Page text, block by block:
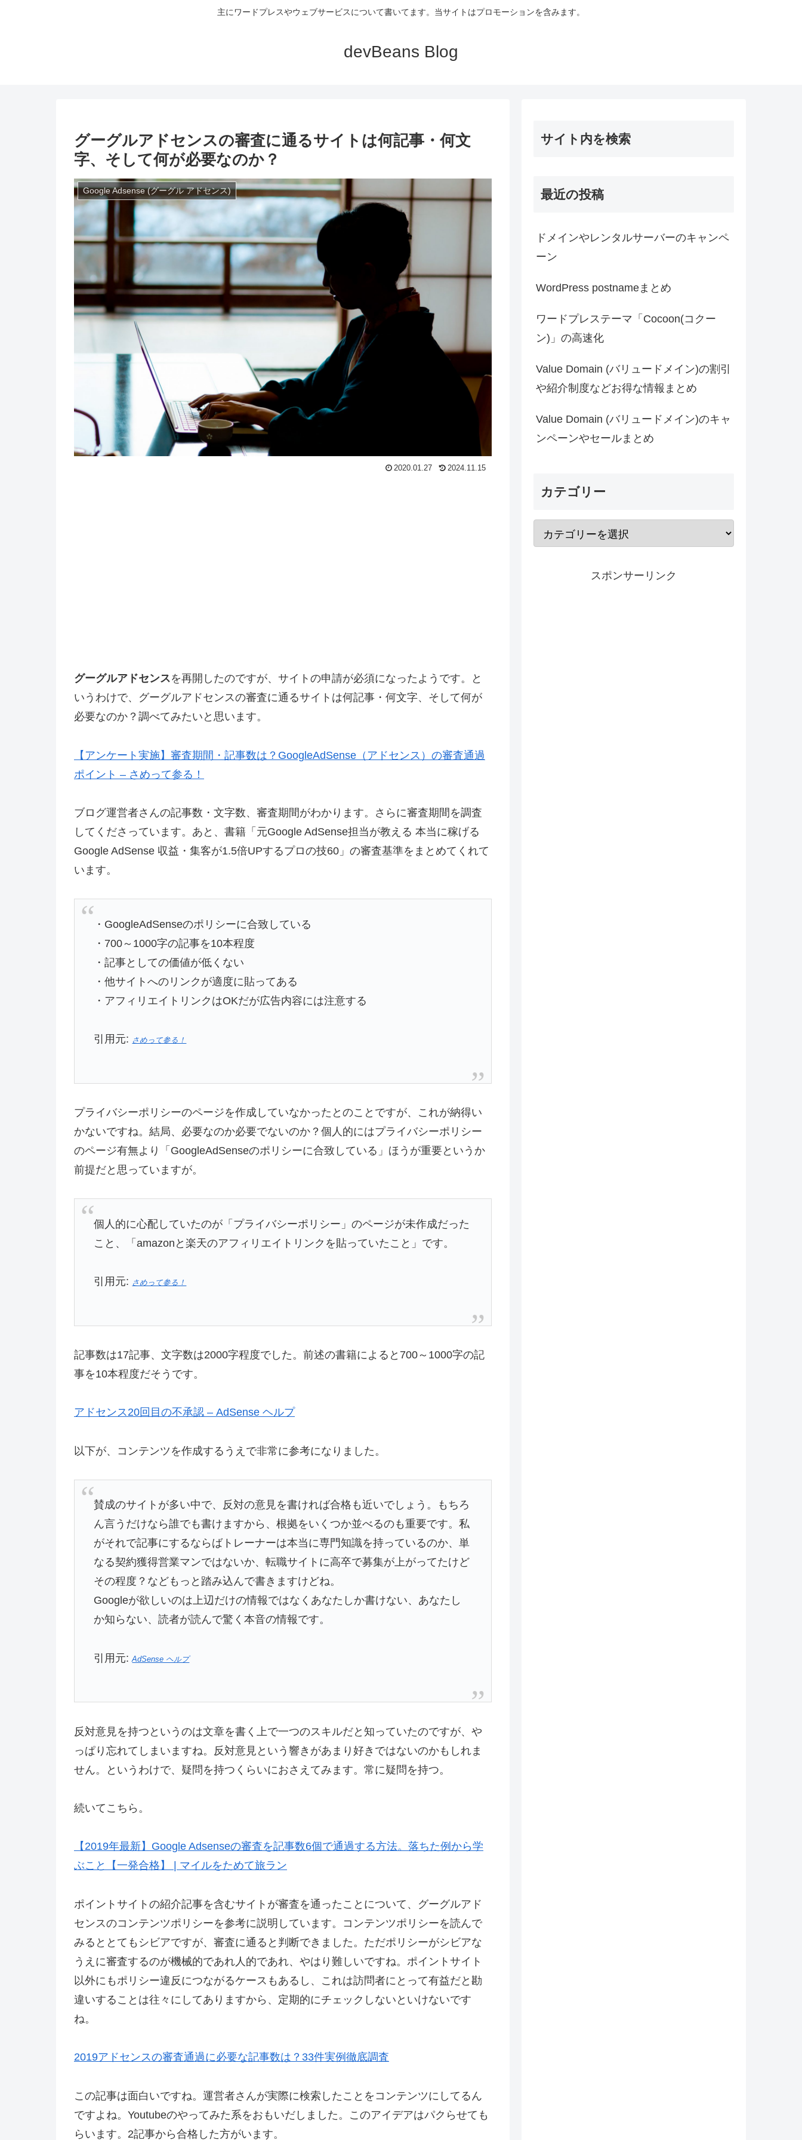
主にワードプレスやウェブサービスについて書いてます。当サイトはプロモーションを含みます。
devBeans Blog
グーグルアドセンスの審査に通るサイトは何記事・何文
字、そして何が必要なのか？
Google Adsense (グーグル アドセンス)
2020.01.27 2024.11.15
グーグルアドセンスを再開したのですが、サイトの申請が必須になったようです。と
いうわけで、グーグルアドセンスの審査に通るサイトは何記事・何文字、そして何が
必要なのか？調べてみたいと思います。
【アンケート実施】審査期間・記事数は？GoogleAdSense（アドセンス）の審査通過
ポイント – さめって参る！
ブログ運営者さんの記事数・文字数、審査期間がわかります。さらに審査期間を調査
してくださっています。あと、書籍「元Google AdSense担当が教える 本当に稼げる
Google AdSense 収益・集客が1.5倍UPするプロの技60」の審査基準をまとめてくれて
います。
・GoogleAdSenseのポリシーに合致している
・700～1000字の記事を10本程度
・記事としての価値が低くない
・他サイトへのリンクが適度に貼ってある
・アフィリエイトリンクはOKだが広告内容には注意する
引用元: さめって参る！
プライバシーポリシーのページを作成していなかったとのことですが、これが納得い
かないですね。結局、必要なのか必要でないのか？個人的にはプライバシーポリシー
のページ有無より「GoogleAdSenseのポリシーに合致している」ほうが重要というか
前提だと思っていますが。
個人的に心配していたのが「プライバシーポリシー」のページが未作成だった
こと、「amazonと楽天のアフィリエイトリンクを貼っていたこと」です。
引用元: さめって参る！
記事数は17記事、文字数は2000字程度でした。前述の書籍によると700～1000字の記
事を10本程度だそうです。
アドセンス20回目の不承認 – AdSense ヘルプ
以下が、コンテンツを作成するうえで非常に参考になりました。
賛成のサイトが多い中で、反対の意見を書ければ合格も近いでしょう。もちろ
ん言うだけなら誰でも書けますから、根拠をいくつか並べるのも重要です。私
がそれで記事にするならばトレーナーは本当に専門知識を持っているのか、単
なる契約獲得営業マンではないか、転職サイトに高卒で募集が上がってたけど
その程度？などもっと踏み込んで書きますけどね。
Googleが欲しいのは上辺だけの情報ではなくあなたしか書けない、あなたし
か知らない、読者が読んで驚く本音の情報です。
引用元:AdSense ヘルプ
反対意見を持つというのは文章を書く上で一つのスキルだと知っていたのですが、や
っぱり忘れてしまいますね。反対意見という響きがあまり好きではないのかもしれま
せん。というわけで、疑問を持つくらいにおさえてみます。常に疑問を持つ。
続いてこちら。
【2019年最新】Google Adsenseの審査を記事数6個で通過する方法。落ちた例から学
ぶこと【一発合格】 | マイルをためて旅ラン
ポイントサイトの紹介記事を含むサイトが審査を通ったことについて、グーグルアド
センスのコンテンツポリシーを参考に説明しています。コンテンツポリシーを読んで
みるととてもシビアですが、審査に通ると判断できました。ただポリシーがシビアな
うえに審査するのが機械的であれ人的であれ、やはり難しいですね。ポイントサイト
以外にもポリシー違反につながるケースもあるし、これは訪問者にとって有益だと勘
違いすることは往々にしてありますから、定期的にチェックしないといけないです
ね。
2019アドセンスの審査通過に必要な記事数は？33件実例徹底調査
この記事は面白いですね。運営者さんが実際に検索したことをコンテンツにしてるん
ですよね。Youtubeのやってみた系をおもいだしました。このアイデアはパクらせても
らいます。2記事から合格した方がいます。
サイト内を検索
最近の投稿
ドメインやレンタルサーバーのキャンペ
ーン
WordPress postnameまとめ
ワードプレステーマ「Cocoon(コクー
ン)」の高速化
Value Domain (バリュードメイン)の割引
や紹介制度などお得な情報まとめ
Value Domain (バリュードメイン)のキャ
ンペーンやセールまとめ
カテゴリー
スポンサーリンク